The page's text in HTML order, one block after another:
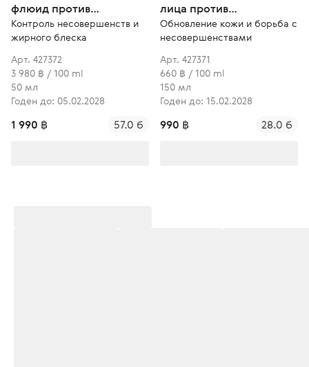
флюид против
несовершенств кожи
Контроль несовершенств и
жирного блеска
Арт. 427372
3 980 ฿ / 100 ml
50 мл
Годен до: 05.02.2028
1 990 ฿ 57.0 б
лица против
несовершенств кожи
Обновление кожи и борьба с
несовершенствами
Арт. 427371
660 ฿ / 100 ml
150 мл
Годен до: 15.02.2028
990 ฿ 28.0 б